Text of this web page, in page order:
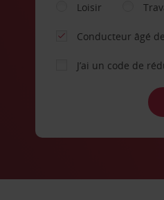
Loisir
Conducteur âgé
J’ai un code de